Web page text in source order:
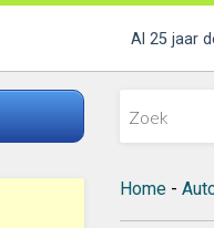
Al 25 jaar
Home-